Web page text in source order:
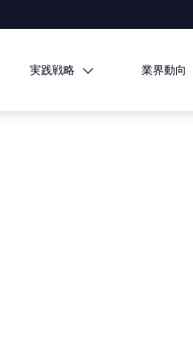
実践戦略 業界動向